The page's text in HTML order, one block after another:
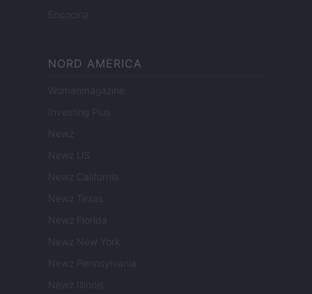
Encocina
NORD AMERICA
Womanmagazine
Investing Plus
Newz
Newz US
Newz California
Newz Texas
Newz Florida
Newz New York
Newz Pennsylvania
Newz Illinois